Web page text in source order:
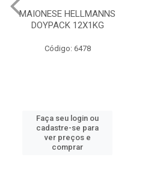
MAIONESE HELLMANNS
BAG 6X2,8KG
Código: 6476
Faça seu login ou
cadastre-se para
ver preços e
comprar